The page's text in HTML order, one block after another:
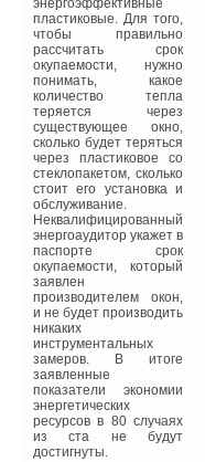
энергоэффективные
пластиковые. Для того,
чтобы правильно
рассчитать срок
окупаемости, нужно
понимать, какое
количество тепла
теряется через
существующее окно,
сколько будет теряться
через пластиковое со
стеклопакетом, сколько
стоит его установка и
обслуживание.
Неквалифицированный
энергоаудитор укажет в
паспорте срок
окупаемости, который
заявлен
производителем окон,
и не будет производить
никаких
инструментальных
замеров. В итоге
заявленные
показатели экономии
энергетических
ресурсов в 80 случаях
из ста не будут
достигнуты.
удельного расхода
тепловой энергии в
связи со снижением
общей тепловой
нагрузки, уменьшением
мощности
отопительного котла,
сокращением площади
поверхности
теплопередачи,
снижением расчетных
температур
теплоносителя;
❏ применением котлов с
высокими значениями
КПД и коэффициента
использования
мощности
установленного
оборудования,
использованием
гелиотермальных и
геотермальных
контуров, тепловых
насосов,
когенерационных схем
совместной выработки
энергии и